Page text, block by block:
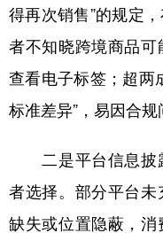
公益 一带一
北京 天津
得再次销售”的规定
者不知晓跨境商品
查看电子标签；超两
标准差异”，易因合规
二是平台信息披
者选择。部分平台未
缺失或位置隐蔽，消